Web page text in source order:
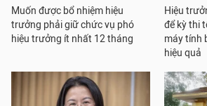
Muốn được bổ nhiệm hiệu
trưởng phải giữ chức vụ phó
hiệu trưởng ít nhất 12 tháng
Hiệu
để kỳ thi
máy tính
hiệu quả